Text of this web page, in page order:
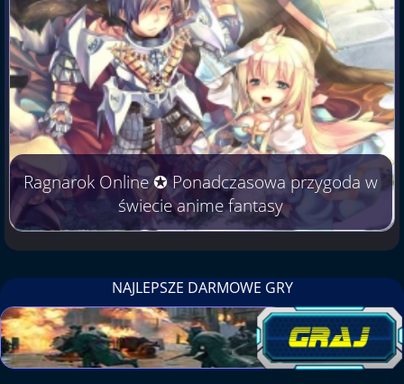
Ragnarok Online ✪ Ponadczasowa przygoda w
świecie anime fantasy
NAJLEPSZE DARMOWE GRY